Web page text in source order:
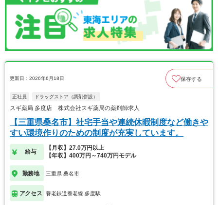
更新日：2026年6月18日 保存する
正社員 ドラッグストア（調剤併設）
スギ薬局 多度店 株式会社スギ薬局の薬剤師求人
【三重県桑名市】社宅手当や連続休暇制度など働きや
すい環境作りのための制度が充実しています。
給与
【月収】27.0万円以上
【年収】400万円～740万円モデル
勤務地 三重県 桑名市
アクセス 養老鉄道養老線 多度駅